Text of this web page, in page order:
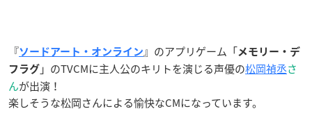
『ソードアート・オンライン』のアプリゲーム「 メモリー・デ
フラグ 」のTVCMに主人公のキリトを演じる声優の松岡禎丞さ
んが出演！
楽しそうな松岡さんによる愉快なCMになっています。